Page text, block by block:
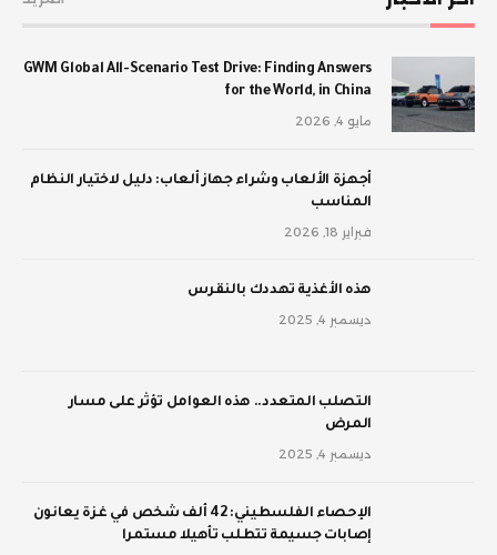
GWM Global All-Scenario Test Drive: Finding Answers
for the World, in China
مايو 4, 2026
أجهزة الألعاب وشراء جهاز ألعاب: دليل لاختيار النظام
المناسب
فبراير 18, 2026
‫هذه الأغذية تهددك بالنقرس
ديسمبر 4, 2025
‫التصلب المتعدد.. هذه العوامل تؤثر على مسار
المرض
ديسمبر 4, 2025
الإحصاء الفلسطيني: 42 ألف شخص في غزة يعانون
إصابات جسيمة تتطلب تأهيلا مستمرا